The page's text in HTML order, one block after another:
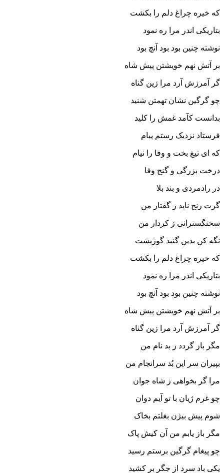
که خیره چراغ دلم را بکشت‏
بتاریکى اندر مرا ره نمود
نوشته چنین بود بود آنچ بود
بر آتش نهم خویشتن پیش شاه
گر آمرزش آرد مرا زین گناه‏
چو گرگین نشان تهمتن شنید
بدانست کآمد غمش را کلید
فرستاد نزدیک رستم پیام
که اى تیغ بخت و وفا را نیام‏
درخت بزرگى و گنج وفا
در رادمردى و بند بلا
گرت رنج ناید ز گفتار من
سخن‏گسترانى ز کردار من‏
نگه کن بدین گنبد گوژپشت
که خیره چراغ دلم را بکشت‏
بتاریکى اندر مرا ره نمود
نوشته چنین بود بود آنچ بود
بر آتش نهم خویشتن پیش شاه
گر آمرزش آرد مرا زین گناه‏
مگر باز گردد ز بد نام من
بپیران سر این بُد سرانجام من‏
مرا گر بخواهى ز شاه جوان
چو غرم ژیان با تو آیم دوان‏
شوم پیش بیژن بغلتم بخاک
مگر باز یابم من آن کیش پاک‏
چو پیغام گرگین برستم رسید
یکى باد سرد از جگر بر کشید